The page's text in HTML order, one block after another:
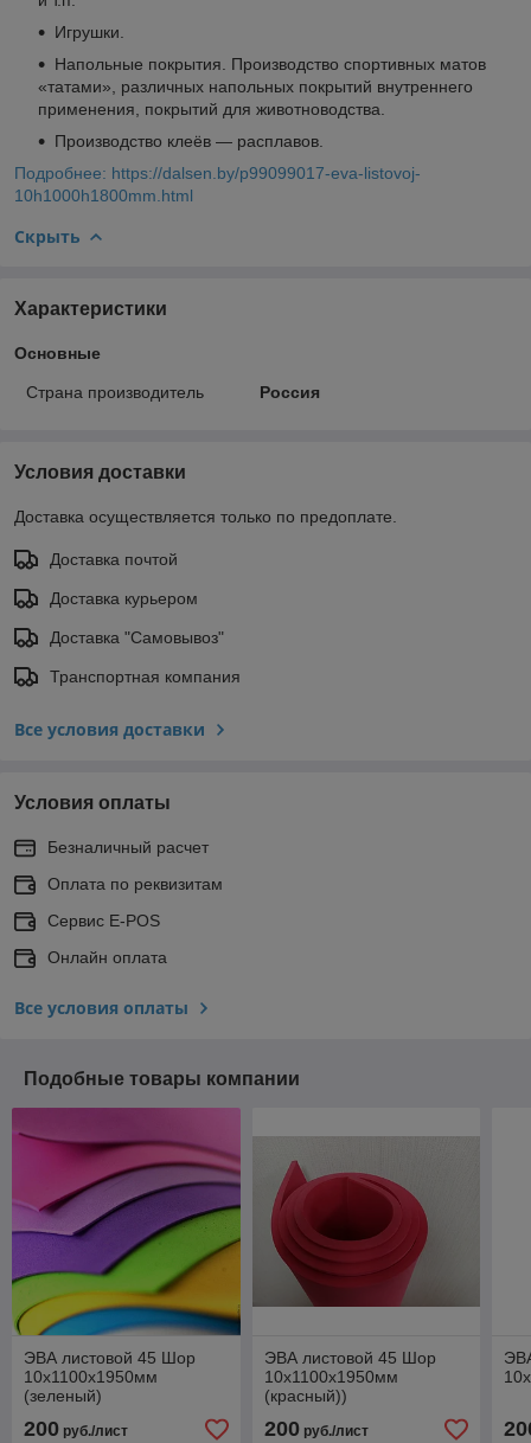
Игрушки.
Напольные покрытия. Производство спортивных матов
«татами», различных напольных покрытий внутреннего
применения, покрытий для животноводства.
Производство клеёв — расплавов.
Подробнее: https://dalsen.by/p99099017-eva-listovoj-
10h1000h1800mm.html
Скрыть
Характеристики
Основные
Страна производитель Россия
Условия доставки
Доставка осуществляется только по предоплате.
Доставка почтой
Доставка курьером
Доставка "Самовывоз"
Транспортная компания
Все условия доставки
Условия оплаты
Безналичный расчет
Оплата по реквизитам
Сервис E-POS
Онлайн оплата
Все условия оплаты
Подобные товары компании
ЭВА листовой 45 Шор
10х1100х1950мм
(зеленый)
200 руб./лист
ЭВА листовой 45 Шор
10х1100х1950мм
(красный))
200руб./лист